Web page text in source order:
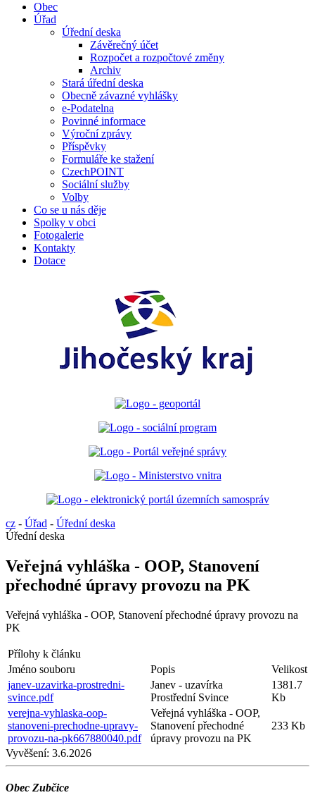
Obec
Úřad
Úřední deska
Závěrečný účet
Rozpočet a rozpočtové změny
Archiv
Stará úřední deska
Obecně závazné vyhlášky
e-Podatelna
Povinné informace
Výroční zprávy
Příspěvky
Formuláře ke stažení
CzechPOINT
Sociální služby
Volby
Co se u nás děje
Spolky v obci
Fotogalerie
Kontakty
Dotace
cz - Úřad - Úřední deska
Úřední deska
Veřejná vyhláška - OOP, Stanovení
přechodné úpravy provozu na PK
Veřejná vyhláška - OOP, Stanovení přechodné úpravy provozu na
PK
Přílohy k článku
Jméno souboru
Popis
Velikost
janev-uzavirka-prostredni-
svince.pdf
Janev - uzavírka
Prostřední Svince
1381.7
Kb
verejna-vyhlaska-oop-
stanoveni-prechodne-upravy-
provozu-na-pk667880040.pdf
Veřejná vyhláška - OOP,
Stanovení přechodné
úpravy provozu na PK
233 Kb
Vyvěšení: 3.6.2026
Obec Zubčice